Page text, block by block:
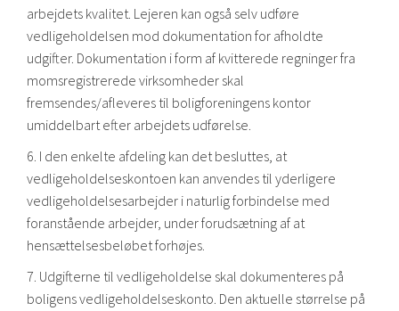
arbejdets kvalitet. Lejeren kan også selv udføre
vedligeholdelsen mod dokumentation for afholdte
udgifter. Dokumentation i form af kvitterede regninger fra
momsregistrerede virksomheder skal
fremsendes/afleveres til boligforeningens kontor
umiddelbart efter arbejdets udførelse.
6. I den enkelte afdeling kan det besluttes, at
vedligeholdelseskontoen kan anvendes til yderligere
vedligeholdelsesarbejder i naturlig forbindelse med
foranstående arbejder, under forudsætning af at
hensættelsesbeløbet forhøjes.
7. Udgifterne til vedligeholdelse skal dokumenteres på
boligens vedligeholdelseskonto. Den aktuelle størrelse på